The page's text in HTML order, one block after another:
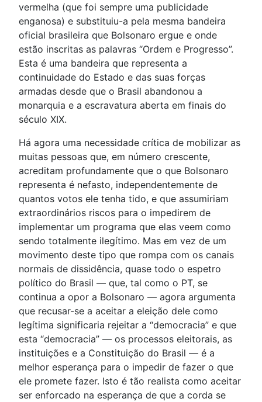
vermelha (que foi sempre uma publicidade
enganosa) e substituiu-a pela mesma bandeira
oficial brasileira que Bolsonaro ergue e onde
estão inscritas as palavras “Ordem e Progresso”.
Esta é uma bandeira que representa a
continuidade do Estado e das suas forças
armadas desde que o Brasil abandonou a
monarquia e a escravatura aberta em finais do
século XIX.
Há agora uma necessidade crítica de mobilizar as
muitas pessoas que, em número crescente,
acreditam profundamente que o que Bolsonaro
representa é nefasto, independentemente de
quantos votos ele tenha tido, e que assumiriam
extraordinários riscos para o impedirem de
implementar um programa que elas veem como
sendo totalmente ilegítimo. Mas em vez de um
movimento deste tipo que rompa com os canais
normais de dissidência, quase todo o espetro
político do Brasil — que, tal como o PT, se
continua a opor a Bolsonaro — agora argumenta
que recusar-se a aceitar a eleição dele como
legítima significaria rejeitar a “democracia” e que
esta “democracia” — os processos eleitorais, as
instituições e a Constituição do Brasil — é a
melhor esperança para o impedir de fazer o que
ele promete fazer. Isto é tão realista como aceitar
ser enforcado na esperança de que a corda se